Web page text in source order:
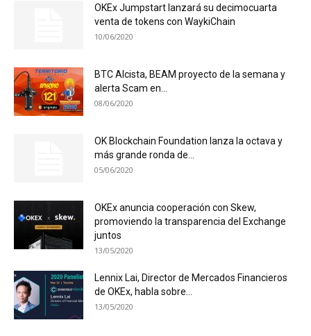
OKEx Jumpstart lanzará su decimocuarta
venta de tokens con WaykiChain
10/06/2020
BTC Alcista, BEAM proyecto de la semana y
alerta Scam en...
08/06/2020
OK Blockchain Foundation lanza la octava y
más grande ronda de...
05/06/2020
OKEx anuncia cooperación con Skew,
promoviendo la transparencia del Exchange
juntos
13/05/2020
Lennix Lai, Director de Mercados Financieros
de OKEx, habla sobre...
13/05/2020